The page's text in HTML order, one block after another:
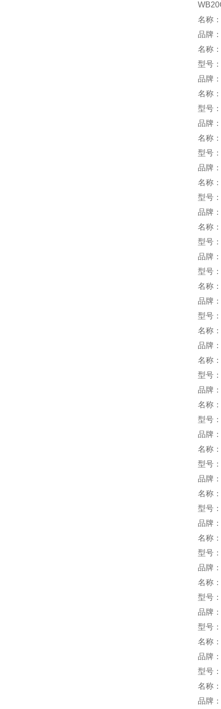
名称
品牌
名称
型号
品牌
名称
型号
品牌
名称
型号
品牌
名称
型号
品牌
名称
型号
品牌
型号
名称
品牌
型号
名称
品牌
名称
型号
品牌
名称
型号
品牌
名称
型号
品牌
名称
型号
品牌
名称
型号
品牌
名称
型号
品牌
型号
名称
品牌
型号
名称
品牌